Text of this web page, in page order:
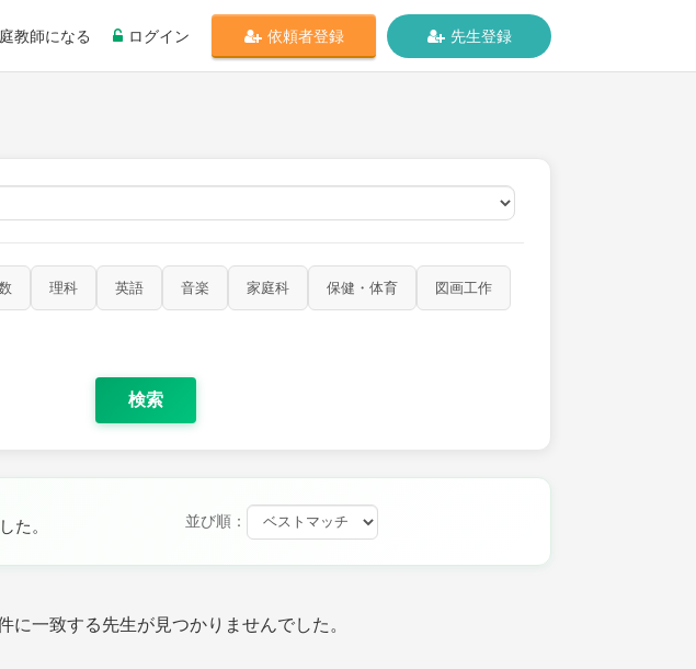
教師になる ログイン 依頼者登録 先生登録
理科 英語 音楽 家庭科 保健・体育 図画工作
検索
た。 並び順：
に一致する先生が見つかりませんでした。